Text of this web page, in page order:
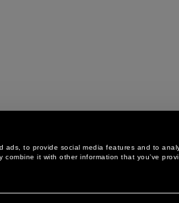
ads, to provide social media features and to
it with other information that you’ve